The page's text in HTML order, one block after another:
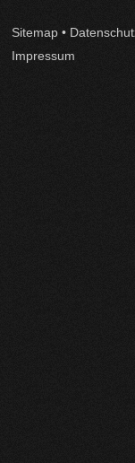
Sitemap •
Impressum